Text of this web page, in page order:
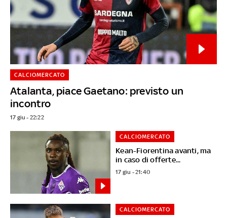
Atalanta, piace Gaetano: previsto un
incontro
CALCIOMERCATO
17 giu - 22:22
Kean-Fiorentina avanti, ma
in caso di offerte...
CALCIOMERCATO
17 giu - 21:40
CALCIOMERCATO